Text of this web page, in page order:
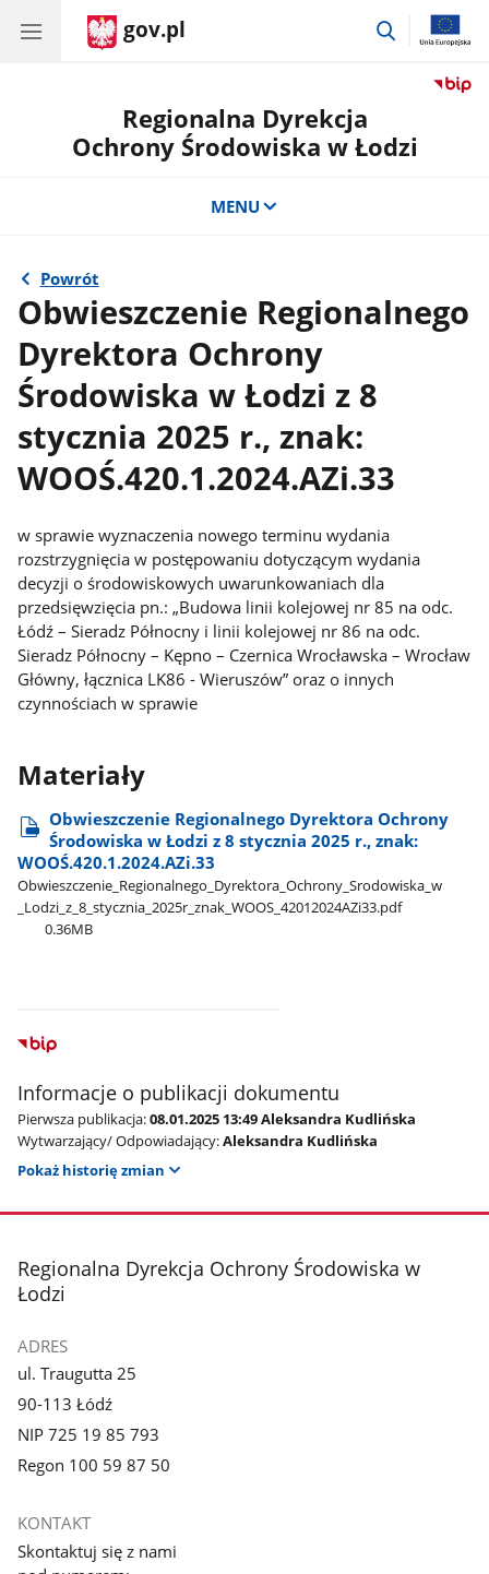
gov.pl
przejdź
Regionalna Dyrekcja
Ochrony Środowiska w Łodzi
MENU
Powrót
Obwieszczenie Regionalnego
Dyrektora Ochrony
Środowiska w Łodzi z 8
stycznia 2025 r., znak:
WOOŚ.420.1.2024.AZi.33
w sprawie wyznaczenia nowego terminu wydania
rozstrzygnięcia w postępowaniu dotyczącym wydania
decyzji o środowiskowych uwarunkowaniach dla
przedsięwzięcia pn.: „Budowa linii kolejowej nr 85 na odc.
Łódź – Sieradz Północny i linii kolejowej nr 86 na odc.
Sieradz Północny – Kępno – Czernica Wrocławska – Wrocław
Główny, łącznica LK86 - Wieruszów” oraz o innych
czynnościach w sprawie
Materiały
Obwieszczenie Regionalnego Dyrektora Ochrony
Środowiska w Łodzi z 8 stycznia 2025 r., znak:
WOOŚ.420.1.2024.AZi.33
Obwieszczenie​_Regionalnego​_Dyrektora​_Ochrony​_Srodowiska​_w​
_Lodzi​_z​_8​_stycznia​_2025r​_znak​_WOOS​_42012024AZi33.pdf
0.36MB
Informacje o publikacji dokumentu
Pierwsza publikacja:08.01.2025 13:49 Aleksandra Kudlińska
Wytwarzający/ Odpowiadający:Aleksandra Kudlińska
Pokaż historię zmian
stopka
Regionalna Dyrekcja Ochrony Środowiska w
Łodzi
ADRES
ul. Traugutta 25
90-113 Łódź
NIP 725 19 85 793
Regon 100 59 87 50
KONTAKT
Skontaktuj się z nami